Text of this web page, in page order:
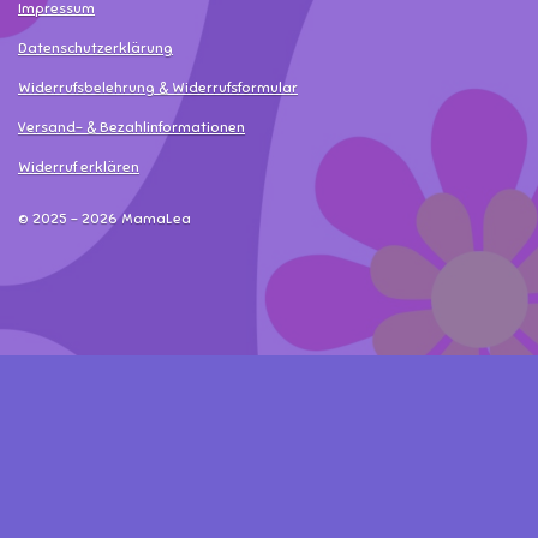
Impressum
Datenschutzerklärung
Widerrufsbelehrung & Widerrufsformular
Versand- & Bezahlinformationen
Widerruf erklären
© 2025 - 2026 MamaLea